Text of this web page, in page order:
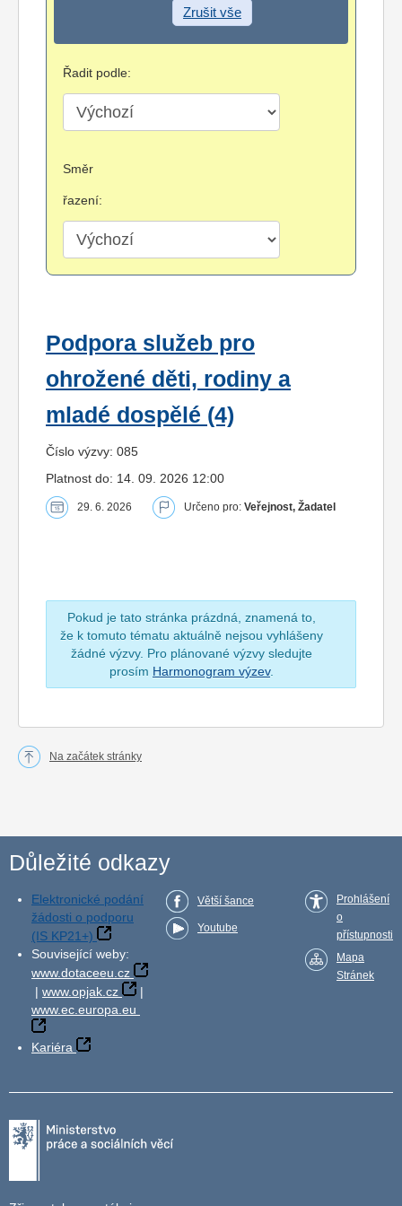
Zrušit vše
Řadit podle:
Směr
řazení:
Podpora služeb pro
ohrožené děti, rodiny a
mladé dospělé (4)
Číslo výzvy: 085
Platnost do: 14. 09. 2026 12:00
29. 6. 2026 Určeno pro: Veřejnost, Žadatel
Pokud je tato stránka prázdná, znamená to,
že k tomuto tématu aktuálně nejsou vyhlášeny
žádné výzvy. Pro plánované výzvy sledujte
prosím Harmonogram výzev.
Na začátek stránky
Důležité odkazy
Elektronické podání
žádosti o podporu
(IS KP21+)
Související weby:
www.dotaceeu.cz
| www.opjak.cz
|
www.ec.europa.eu
Kariéra
Větší šance
Youtube
Prohlášení
o
přístupnosti
Mapa
Stránek